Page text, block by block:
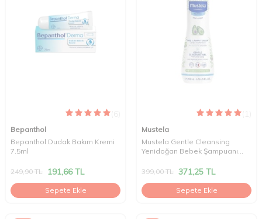
Bepanthol
Bepanthol Dudak Bakım Kremi
7.5ml
249,90TL 191,66TL
Sepete Ekle
Mustela
Mustela Gentle Cleansing
Yenidoğan Bebek Şampuanı
399,00TL 371,25 TL
Sepete Ekle